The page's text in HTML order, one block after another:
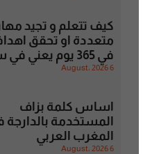
كيف تتعلم و تجيد
متعددة او تحقق
في 365 يوم يعني في سنة
6 August، 2026
اساس كلمة بزاف
المستخدمة بالدارجة
المغرب العربي
6 August، 2026